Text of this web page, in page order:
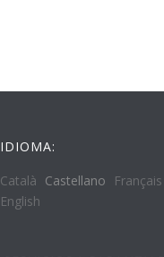
IDIOMA:
Català Castellano
Français
English